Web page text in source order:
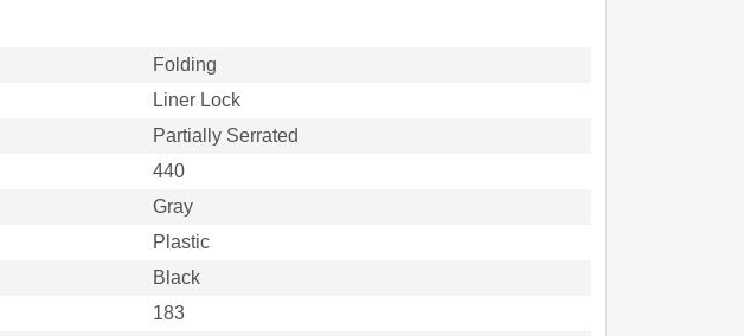
Folding
Liner Lock
Partially Serrated
440
Gray
Plastic
Black
183